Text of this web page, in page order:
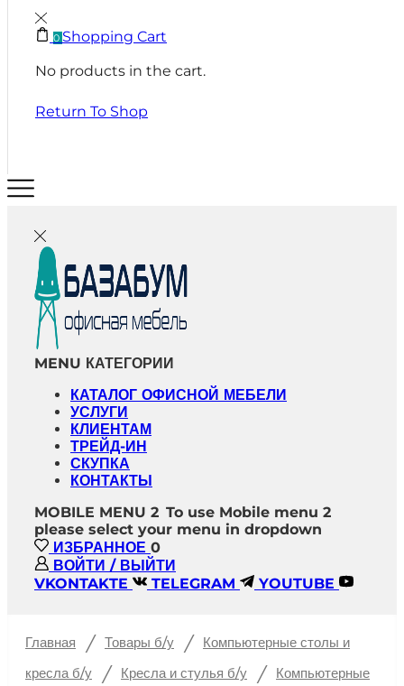
0 Shopping Cart
No products in the cart.
Return To Shop
MENU КАТЕГОРИИ
КАТАЛОГ ОФИСНОЙ МЕБЕЛИ
УСЛУГИ
КЛИЕНТАМ
ТРЕЙД-ИН
СКУПКА
КОНТАКТЫ
MOBILE MENU 2 To use Mobile menu 2
please select your menu in dropdown
ИЗБРАННОЕ 0
ВОЙТИ / ВЫЙТИ
VKONTAKTE
TELEGRAM YOUTUBE
Главная / Товары б/у / Компьютерные столы и
кресла б/у / Кресла и стулья б/у / Компьютерные